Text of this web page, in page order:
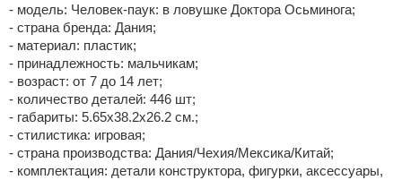
- модель: Человек-паук: в ловушке Доктора Осьминога;
- страна бренда: Дания;
- материал: пластик;
- принадлежность: мальчикам;
- возраст: от 7 до 14 лет;
- количество деталей: 446 шт;
- габариты: 5.65х38.2х26.2 см.;
- стилистика: игровая;
- страна производства: Дания/Чехия/Мексика/Китай;
- комплектация: детали конструктора, фигурки, аксессуары,